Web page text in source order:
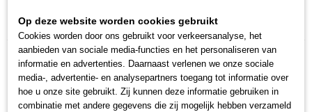
Home >Reiniging> Bladblazers>Stihl >Accu bladblazers
Reiniging
Alleszuigers
Op deze website worden cookies gebruikt
Cookies worden door ons gebruikt voor verkeersanalyse, het
aanbieden van sociale media-functies en het personaliseren van
informatie en advertenties. Daarnaast verlenen we onze sociale
media-, advertentie- en analysepartners toegang tot informatie over
hoe u onze site gebruikt. Zij kunnen deze informatie gebruiken in
combinatie met andere gegevens die zij mogelijk hebben verzameld